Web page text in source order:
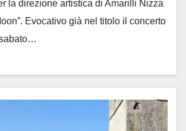
la direzione artistica di Amarilli Nizza
Evocativo già nel titolo il concerto